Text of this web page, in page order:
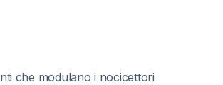
che modulano i nocicettori